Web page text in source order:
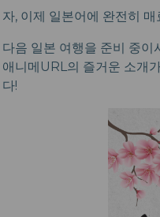
자, 이제 일본어에 완전히
다음 일본 여행을 준비 중이
애니메URL의 즐거운 소개
다!